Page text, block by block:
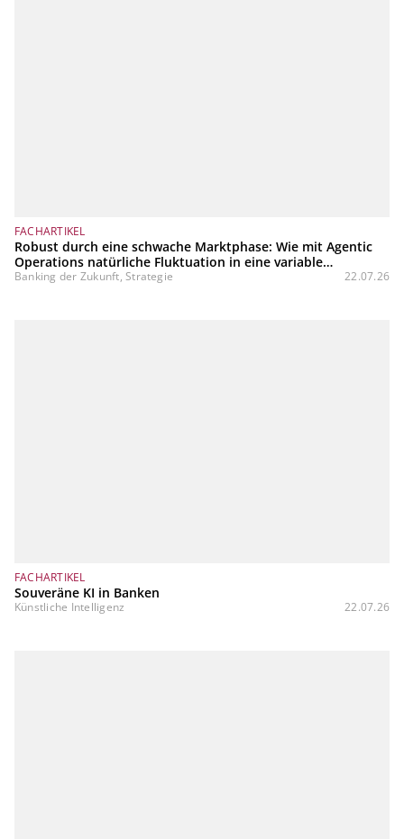
FACHARTIKEL
Robust durch eine schwache Marktphase: Wie mit Agentic
Operations natürliche Fluktuation in eine variable
Kostenstruktur transformiert werden kann
Banking der Zukunft, Strategie 22.07.26
FACHARTIKEL
Souveräne KI in Banken
Künstliche Intelligenz 22.07.26